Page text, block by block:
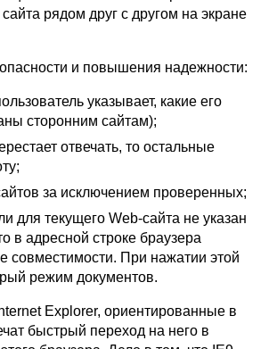
рядом друг с другом на экране
и повышения надежности:
указывает, какие его
сторонним сайтам);
отвечать, то остальные
за исключением проверенных;
для текущего Web-сайта не указан
в адресной строке браузера
совместимости. При нажатии этой
режим документов.
Explorer, ориентированные в
быстрый переход на него в